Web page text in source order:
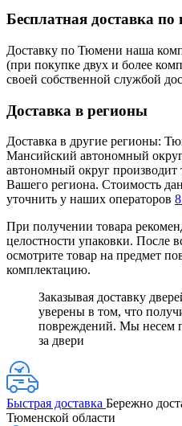
Бесплатная доставка по
Доставку по Тюмени наша
(при покупке двух и более
своей собственной службой
Доставка в регионы
Доставка в другие регионы:
Мансийский автономный
автономный округ производит
Вашего региона. Стоимость
уточнить у наших операторов
При получении товара
целостности упаковки. После
осмотрите товар на предмет
комплектацию.
Заказывая доставку
уверены в том, что
повреждений. Мы несем
за двери
Быстрая доставка Бережно
Тюменской области